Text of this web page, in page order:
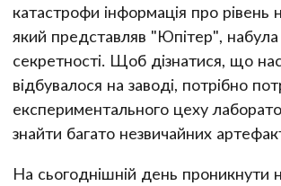
катастрофи інформація про рівень
який представляв "Юпітер",
секретності. Щоб дізнатися, що
відбувалося на заводі, потрібно
експериментального цеху
знайти багато незвичайних
На сьогоднішній день проникнути